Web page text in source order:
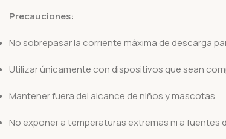
Precauciones:
No sobrepasar la corriente máxima de descarga
Utilizar únicamente con dispositivos que sean
Mantener fuera del alcance de niños y mascotas
No exponer a temperaturas extremas ni a fuentes